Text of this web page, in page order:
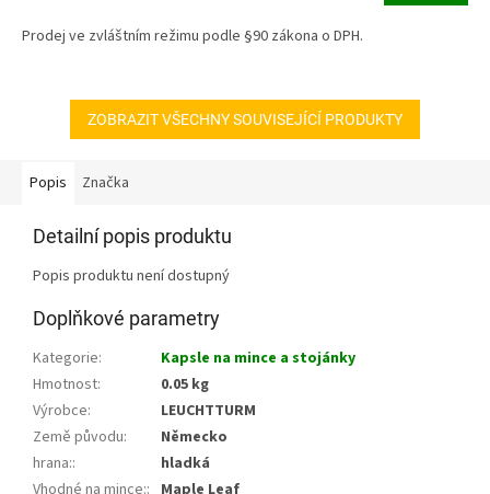
z
Prodej ve zvláštním režimu podle §90 zákona o DPH.
ZOBRAZIT VŠECHNY SOUVISEJÍCÍ PRODUKTY
Popis Značka
Detailní popis produktu
Popis produktu není dostupný
Doplňkové parametry
Kategorie:
Kapsle na mince a stojánky
Hmotnost:
0.05 kg
Výrobce:
LEUCHTTURM
Země původu:
Německo
hrana::
hladká